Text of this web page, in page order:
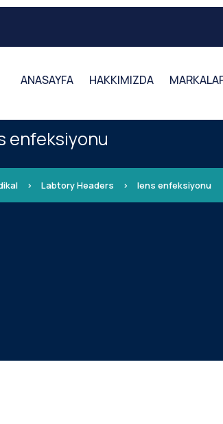
ANASAYFA HAKKIMIZDA
enfeksiyonu
> Labtory Headers > lens enfeksiyonu